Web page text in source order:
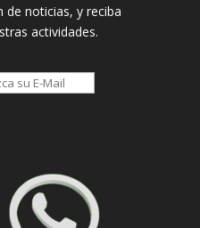
de noticias, y reciba
actividades.